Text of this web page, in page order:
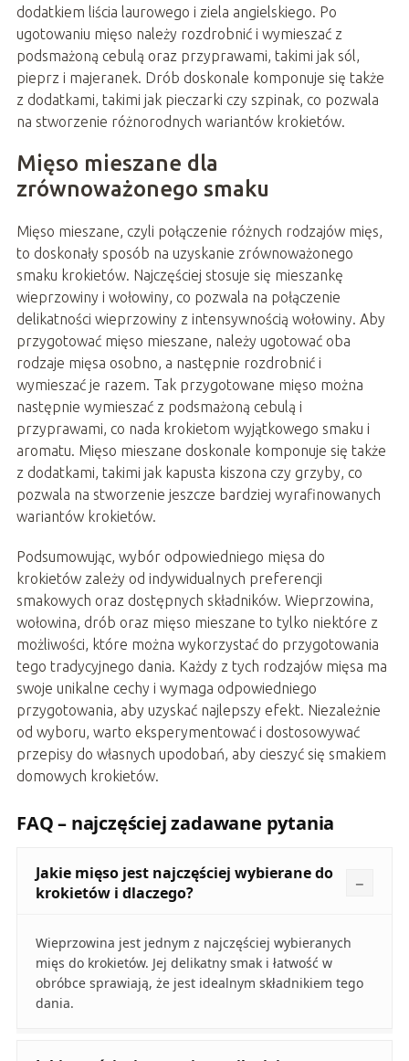
dodatkiem liścia laurowego i ziela angielskiego. Po
ugotowaniu mięso należy rozdrobnić i wymieszać z
podsmażoną cebulą oraz przyprawami, takimi jak sól,
pieprz i majeranek. Drób doskonale komponuje się także
z dodatkami, takimi jak pieczarki czy szpinak, co pozwala
na stworzenie różnorodnych wariantów krokietów.
Mięso mieszane dla
zrównoważonego smaku
Mięso mieszane, czyli połączenie różnych rodzajów mięs,
to doskonały sposób na uzyskanie zrównoważonego
smaku krokietów. Najczęściej stosuje się mieszankę
wieprzowiny i wołowiny, co pozwala na połączenie
delikatności wieprzowiny z intensywnością wołowiny. Aby
przygotować mięso mieszane, należy ugotować oba
rodzaje mięsa osobno, a następnie rozdrobnić i
wymieszać je razem. Tak przygotowane mięso można
następnie wymieszać z podsmażoną cebulą i
przyprawami, co nada krokietom wyjątkowego smaku i
aromatu. Mięso mieszane doskonale komponuje się także
z dodatkami, takimi jak kapusta kiszona czy grzyby, co
pozwala na stworzenie jeszcze bardziej wyrafinowanych
wariantów krokietów.
Podsumowując, wybór odpowiedniego mięsa do
krokietów zależy od indywidualnych preferencji
smakowych oraz dostępnych składników. Wieprzowina,
wołowina, drób oraz mięso mieszane to tylko niektóre z
możliwości, które można wykorzystać do przygotowania
tego tradycyjnego dania. Każdy z tych rodzajów mięsa ma
swoje unikalne cechy i wymaga odpowiedniego
przygotowania, aby uzyskać najlepszy efekt. Niezależnie
od wyboru, warto eksperymentować i dostosowywać
przepisy do własnych upodobań, aby cieszyć się smakiem
domowych krokietów.
FAQ – najczęściej zadawane pytania
Jakie mięso jest najczęściej wybierane do
krokietów i dlaczego?
Wieprzowina jest jednym z najczęściej wybieranych
mięs do krokietów. Jej delikatny smak i łatwość w
obróbce sprawiają, że jest idealnym składnikiem tego
dania.